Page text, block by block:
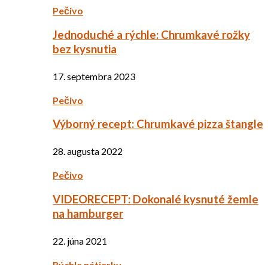
Pečivo
Jednoduché a rýchle: Chrumkavé rožky
bez kysnutia
17. septembra 2023
Pečivo
Výborný recept: Chrumkavé pizza štangle
28. augusta 2022
Pečivo
VIDEORECEPT: Dokonalé kysnuté žemle
na hamburger
22. júna 2021